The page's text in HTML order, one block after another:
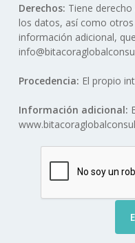
Derechos: Tiene
los datos, así como
información adicional,
Procedencia: El propio
Información adicional: